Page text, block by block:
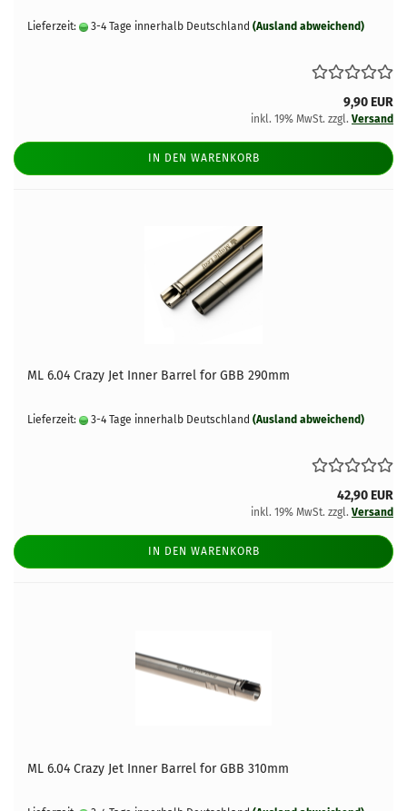
Lieferzeit: 3-4 Tage innerhalb Deutschland (Ausland abweichend)
9,90 EUR
inkl. 19% MwSt. zzgl. Versand
IN DEN WARENKORB
ML 6.04 Crazy Jet Inner Barrel for GBB 290mm
Lieferzeit: 3-4 Tage innerhalb Deutschland (Ausland abweichend)
42,90 EUR
inkl. 19% MwSt. zzgl. Versand
IN DEN WARENKORB
ML 6.04 Crazy Jet Inner Barrel for GBB 310mm